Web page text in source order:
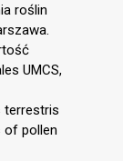
roślin
UMCS,
terrestris
of pollen